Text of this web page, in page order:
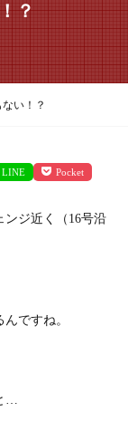
？
い！？
LINE Pocket
ジ近く（16号沿
ですね。
…